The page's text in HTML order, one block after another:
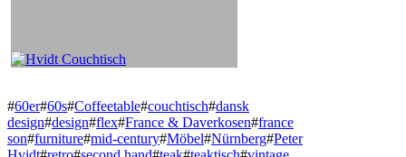
#60er#60s#Coffeetable#couchtisch#dansk
design#design#flex#France & Daverkosen#france
son#furniture#mid-century#Möbel#Nürnberg#Peter